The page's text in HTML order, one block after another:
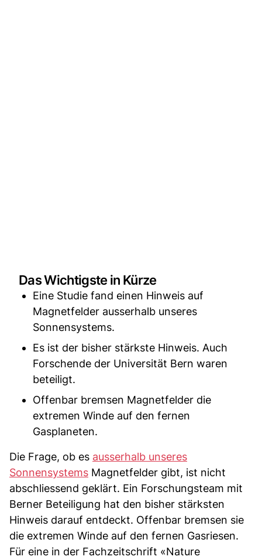
Das Wichtigste in Kürze
Eine Studie fand einen Hinweis auf
Magnetfelder ausserhalb unseres
Sonnensystems.
Es ist der bisher stärkste Hinweis. Auch
Forschende der Universität Bern waren
beteiligt.
Offenbar bremsen Magnetfelder die
extremen Winde auf den fernen
Gasplaneten.
Die Frage, ob es ausserhalb unseres
Sonnensystems Magnetfelder gibt, ist nicht
abschliessend geklärt. Ein Forschungsteam mit
Berner Beteiligung hat den bisher stärksten
Hinweis darauf entdeckt. Offenbar bremsen sie
die extremen Winde auf den fernen Gasriesen.
Für eine in der Fachzeitschrift «Nature